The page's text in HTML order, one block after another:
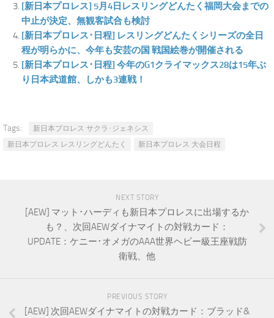
[新日本プロレス] 5月4日レスリングどんたく福岡大会までの
中止が決定、無観客試合も検討
[新日本プロレス･日程] レスリングどんたくシリーズの全日
程が明らかに、今年も安芸の国 戦国絵巻が開催される
[新日本プロレス･日程] 今年のG1クライマックス28は15年ぶ
り日本武道館、しかも3連戦！
Tags:
新日本プロレス サクラ･ジェネシス
新日本プロレス レスリングどんたく
新日本プロレス 大会日程
NEXT STORY
[AEW] マット･ハーディも新日本プロレスに出場するか
も？、次回AEWダイナマイトの対戦カード：
UPDATE：ケニー･オメガのAAA世界ヘビー級王座戦防
衛戦、他
PREVIOUS STORY
[AEW] 次回AEWダイナマイトの対戦カード：ブラッド&